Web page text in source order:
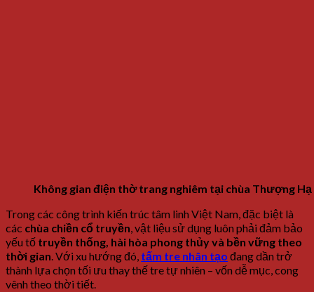
Không gian điện thờ trang nghiêm tại chùa Thượng
Trong các công trình kiến trúc tâm linh Việt Nam, đặc biệt là
các chùa chiền cổ truyền, vật liệu sử dụng luôn phải đảm bảo
yếu tố truyền thống, hài hòa phong thủy và bền vững theo
thời gian. Với xu hướng đó, tấm tre nhân tạo đang dần trở
thành lựa chọn tối ưu thay thế tre tự nhiên – vốn dễ mục, cong
vênh theo thời tiết.